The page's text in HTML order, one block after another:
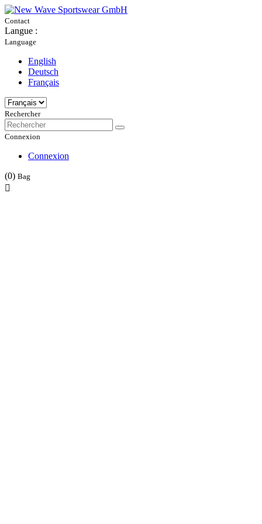
Contact
Langue :
Language
English
Deutsch
Français
Rechercher
Connexion
Connexion
(0) Bag
